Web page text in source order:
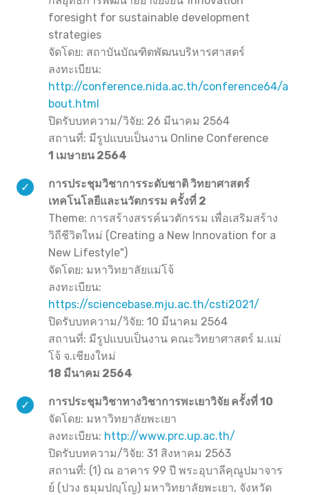
foresight for sustainable development
strategies
จัดโดย: สถาบันบัณฑิตพัฒนบริหารศาสตร์
ลงทะเบียน:
http://conference.nida.ac.th/conference64/a
bout.html
ปิดรับบทความ/วิจัย: 26 มีนาคม 2564
สถานที่: มีรูปแบบเป็นงาน Online Conference
1 เมษายน 2564
การประชุมวิชาการระดับชาติ วิทยาศาสตร์
เทคโนโลยีและนวัตกรรม ครั้งที่ 2
Theme: การสร้างสรรค์นวตักรรม เพื่อเสริมสร้าง
วิถีชีวิตใหม่ (Creating a New Innovation for a
New Lifestyle")
จัดโดย: มหาวิทยาลัยแม่โจ้
ลงทะเบียน:
https://sciencebase.mju.ac.th/csti2021/
ปิดรับบทความ/วิจัย: 10 มีนาคม 2564
สถานที่: มีรูปแบบเป็นงาน คณะวิทยาศาสตร์ ม.แม่
โจ้ จ.เชียงใหม่
18 มีนาคม 2564
การประชุมวิชาทางวิชาการพะเยาวิจัย ครั้งที่ 10
จัดโดย: มหาวิทยาลัยพะเยา
ลงทะเบียน: http://www.prc.up.ac.th/
ปิดรับบทความ/วิจัย: 31 สิงหาคม 2563
สถานที่: (1) ณ อาคาร 99 ปี พระอุบาลีคุณูปมาจาร
ย์ (ปวง ธมฺมปญฺโญ) มหาวิทยาลัยพะเยา, จังหวัด